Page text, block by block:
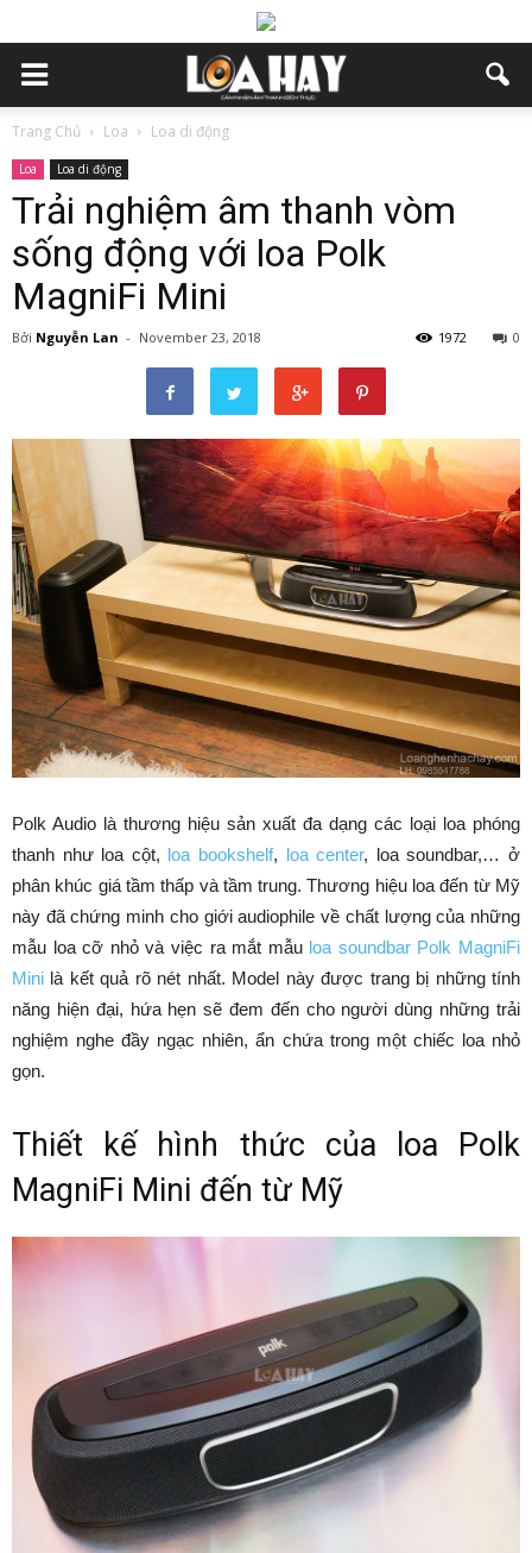
Trang Chủ Loa Loa di động
Loa Loa di động
Trải nghiệm âm thanh vòm
sống động với loa Polk
MagniFi Mini
Bởi Nguyễn Lan - November 23, 2018 0
1972
Polk Audio là thương hiệu sản xuất đa dạng các loại loa phóng
thanh như loa cột, loa bookshelf, loa center, loa soundbar,… ở
phân khúc giá tầm thấp và tầm trung. Thương hiệu loa đến từ Mỹ
này đã chứng minh cho giới audiophile về chất lượng của những
mẫu loa cỡ nhỏ và việc ra mắt mẫu loa soundbar Polk MagniFi
Mini là kết quả rõ nét nhất. Model này được trang bị những tính
năng hiện đại, hứa hẹn sẽ đem đến cho người dùng những trải
nghiệm nghe đầy ngạc nhiên, ẩn chứa trong một chiếc loa nhỏ
gọn.
Thiết kế hình thức của loa Polk
MagniFi Mini đến từ Mỹ